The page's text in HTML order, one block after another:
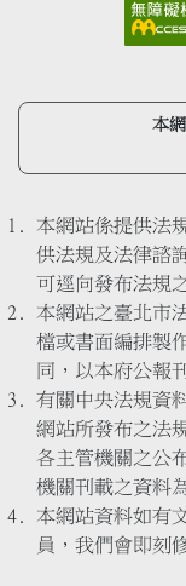
本
本網站係提供法
供法規及法律諮
可逕向發布法規
本網站之臺北市
檔或書面編排製
同，以本府公報
有關中央法規資
網站所發布之法
各主管機關之公
機關刊載之資料
本網站資料如有
員，我們會即刻